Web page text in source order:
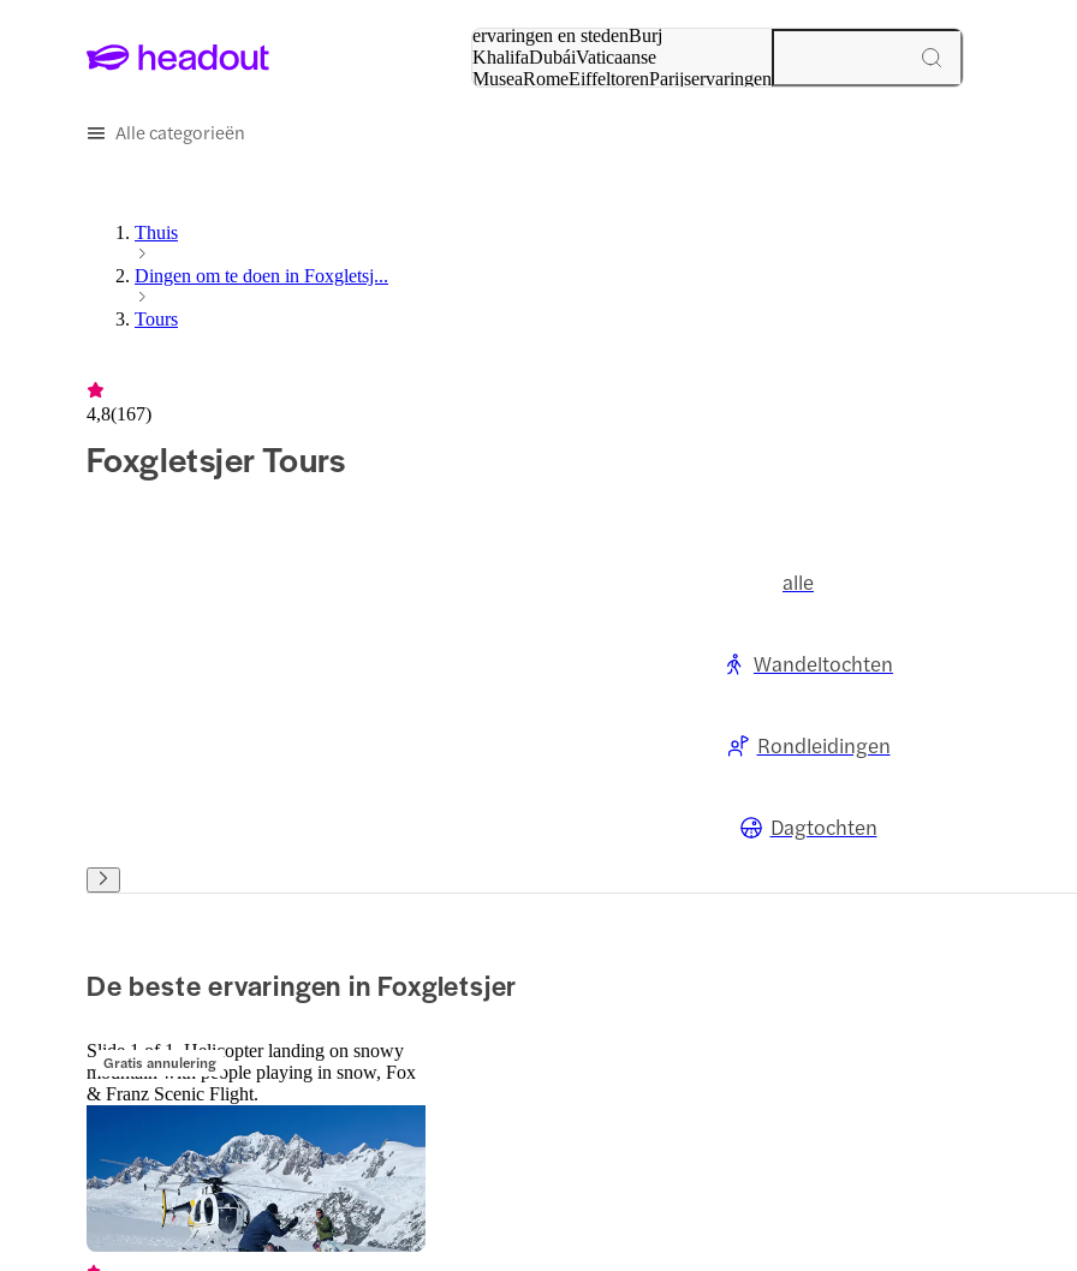
ervaringen en stedenBurj
KhalifaDubáiVaticaanse
MuseaRomeEiffeltorenParijservaringen
Alle categorieën
Thuis
Dingen om te doen in Foxgletsj...
Tours
4,8(167)
Foxgletsjer Tours
alle
Wandeltochten
Rondleidingen
Dagtochten
De beste ervaringen in Foxgletsjer
Gratis annulering
Slide 1 of 1, Helicopter landing on snowy
mountain with people playing in snow, Fox
& Franz Scenic Flight.